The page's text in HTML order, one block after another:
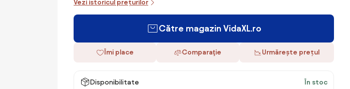
Vezi istoricul prețurilor
Către magazin VidaXL.ro
Îmi place Comparaţie Urmărește prețul
Disponibilitate În stoc